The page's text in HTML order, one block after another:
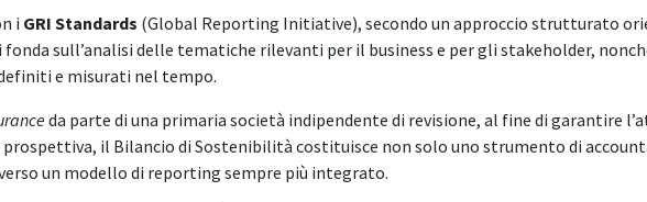
i GRI Standards (Global Reporting Initiative), secondo un approccio strutturato
sull’analisi delle tematiche rilevanti per il business e per gli stakeholder,
e misurati nel tempo.
da parte di una primaria società indipendente di revisione, al fine di garantire
il Bilancio di Sostenibilità costituisce non solo uno strumento di
un modello di reporting sempre più integrato.